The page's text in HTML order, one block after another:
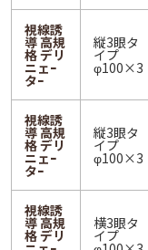
視線誘
導 高規
格 デリ
ニェｰ
タｰ
縦3眼タ
イプ
φ100×3
視線誘
導 高規
格 デリ
ニェｰ
タｰ
縦3眼タ
イプ
φ100×3
視線誘
導 高規
格 デリ
横3眼タ
イプ